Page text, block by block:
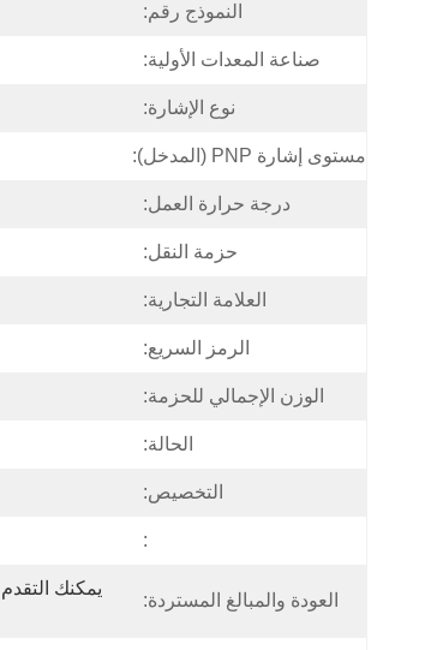
النموذج رقم:
صناعة المعدات الأولية:
نوع الإشارة:
مستوى إشارة PNP (المدخل):
درجة حرارة العمل:
حزمة النقل:
العلامة التجارية:
الرمز السريع:
الوزن الإجمالي للحزمة:
الحالة:
التخصيص:
:
العودة والمبالغ المستردة: